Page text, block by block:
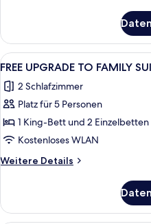
GARDEN
OR
POOL
VIEW
anzeigen
UPGRADE
TO
EXCELLENCE
JUNIOR
SUITE
OR
POOL
Alle
Fotos
für
FREE
UPGRADE
TO
FAMILY
SUITE
5
FREE UPGRADE TO FAMILY
2 Schlafzimmer
Platz für 5 Personen
1 King-Bett und 2 Einzelbetten
Kostenloses WLAN
Weitere Details
Weitere
UPGRADE